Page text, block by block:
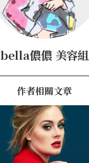
bella儂儂 美容組
作者相關文章